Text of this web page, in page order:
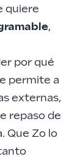
quiere
,
por qué
permite a
externas,
repaso de
. Que Zo lo